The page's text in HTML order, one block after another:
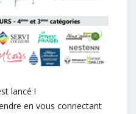
lancé !
en vous connectant